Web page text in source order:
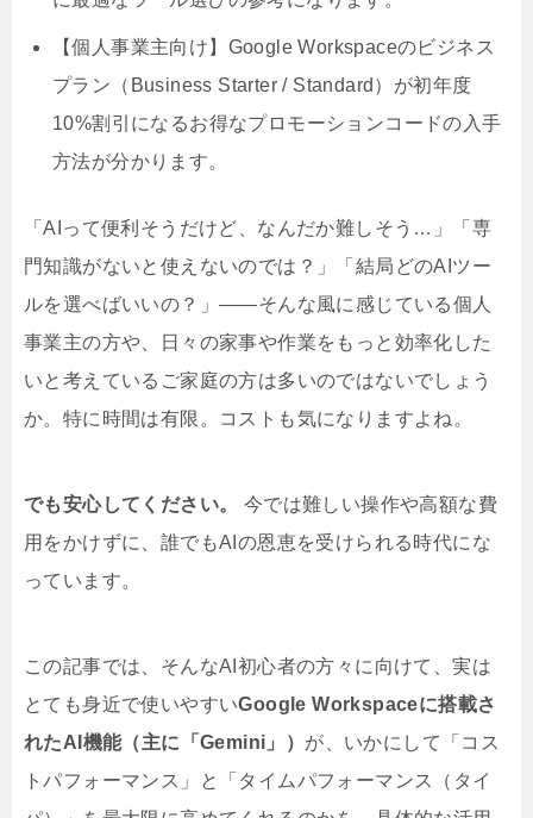
【個人事業主向け】Google Workspaceのビジネス
プラン（Business Starter / Standard）が初年度
10%割引になるお得なプロモーションコードの入手
方法が分かります。
「AIって便利そうだけど、なんだか難しそう…」「専
門知識がないと使えないのでは？」「結局どのAIツー
ルを選べばいいの？」――そんな風に感じている個人
事業主の方や、日々の家事や作業をもっと効率化した
いと考えているご家庭の方は多いのではないでしょう
か。特に時間は有限。コストも気になりますよね。
でも安心してください。
今では難しい操作や高額な費
用をかけずに、誰でもAIの恩恵を受けられる時代にな
っています。
この記事では、そんなAI初心者の方々に向けて、実は
とても身近で使いやすいGoogle Workspaceに搭載さ
れたAI機能（主に「Gemini」） が、いかにして「コス
トパフォーマンス」と「タイムパフォーマンス（タイ